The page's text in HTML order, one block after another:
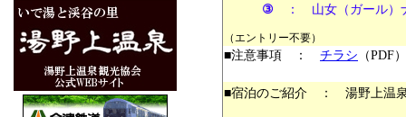
③ ： 山女（ガール）
（エントリー不要）
■注意事項 ： チラシ （PDF
■宿泊のご紹介 ： 湯野上温